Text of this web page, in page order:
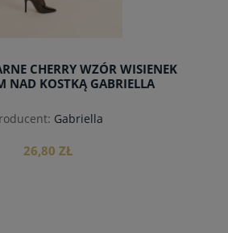
CHERRY WZÓR WISIENEK
NAD KOSTKĄ GABRIELLA
Gabriella
26,80 ZŁ